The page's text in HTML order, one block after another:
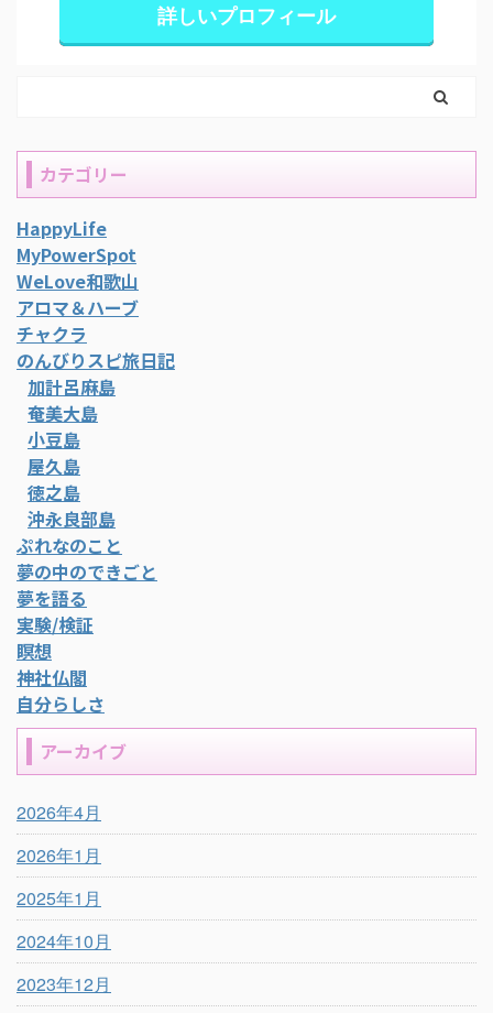
詳しいプロフィール
カテゴリー
HappyLife
MyPowerSpot
WeLove和歌山
アロマ＆ハーブ
チャクラ
のんびりスピ旅日記
加計呂麻島
奄美大島
小豆島
屋久島
徳之島
沖永良部島
ぷれなのこと
夢の中のできごと
夢を語る
実験/検証
瞑想
神社仏閣
自分らしさ
アーカイブ
2026年4月
2026年1月
2025年1月
2024年10月
2023年12月